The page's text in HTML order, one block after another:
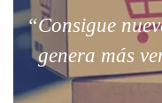
“Consigue
genera más